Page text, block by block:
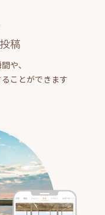
稿
や、
ことができます